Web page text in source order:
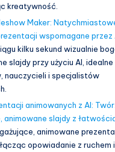
kreatywność.
Maker:
wspomagane przez
kilku sekund wizualnie
slajdy przy użyciu AI, idealne
nauczycieli i specjalistów
animowanych z AI:
animowane slajdy z
animowane
opowiadanie z ruchem i